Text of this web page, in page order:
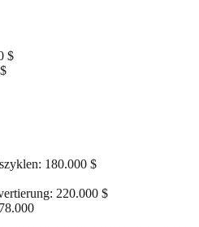
$
180.000 $
220.000 $